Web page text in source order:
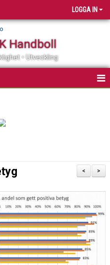
LOGGA IN
Handboll
• Utveckling
>
<